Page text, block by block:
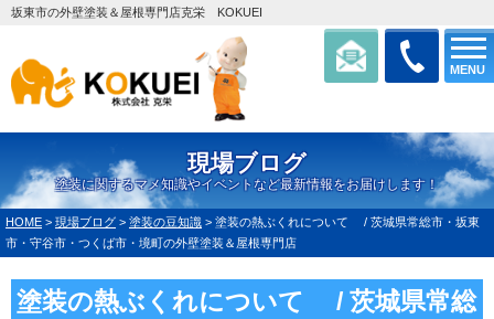
MENU
坂東市の外壁塗装＆屋根専門店克栄 KOKUEI
現場ブログ
塗装に関するマメ知識やイベントなど最新情報をお届けします！
HOME > 現場ブログ > 塗装の豆知識 > 塗装の熱ぶくれについて / 茨城県常総市・坂東
市・守谷市・つくば市・境町の外壁塗装＆屋根専門店
塗装の熱ぶくれについて / 茨城県常総